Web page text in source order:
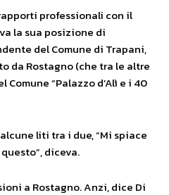
professionali con il
la sua posizione di
del Comune di Trapani,
da Rostagno (che tra le altre
Comune “Palazzo d’Alì e i 40
liti tra i due, “Mi spiace
diceva.
a Rostagno. Anzi, dice Di